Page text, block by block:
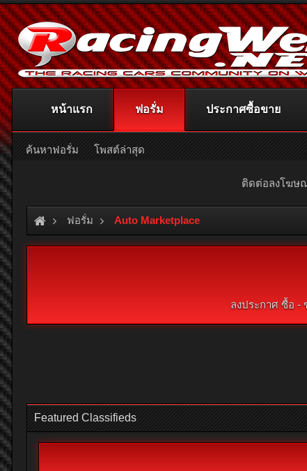
ติดต่อลงโฆษ
ฟอรั่ม Auto Marketplace
ลงประกาศ ซื้อ -
Featured Classifieds
หน้าแรก ฟอรั่ม
ค้นหาฟอรั่ม โพสต์ล่าสุด
ประกาศซื้อขาย